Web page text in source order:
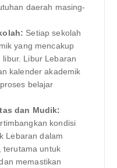
daerah masing-
Setiap sekolah
yang mencakup
libur. Libur Lebaran
kalender akademik
belajar
dan Mudik:
kondisi
Lebaran dalam
terutama untuk
memastikan